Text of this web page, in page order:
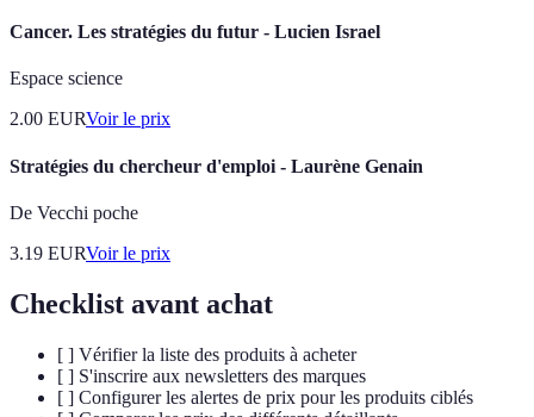
Cancer. Les stratégies du futur - Lucien Israel
Espace science
2.00 EURVoir le prix
Stratégies du chercheur d'emploi - Laurène Genain
De Vecchi poche
3.19 EURVoir le prix
Checklist avant achat
[ ] Vérifier la liste des produits à acheter
[ ] S'inscrire aux newsletters des marques
[ ] Configurer les alertes de prix pour les produits ciblés